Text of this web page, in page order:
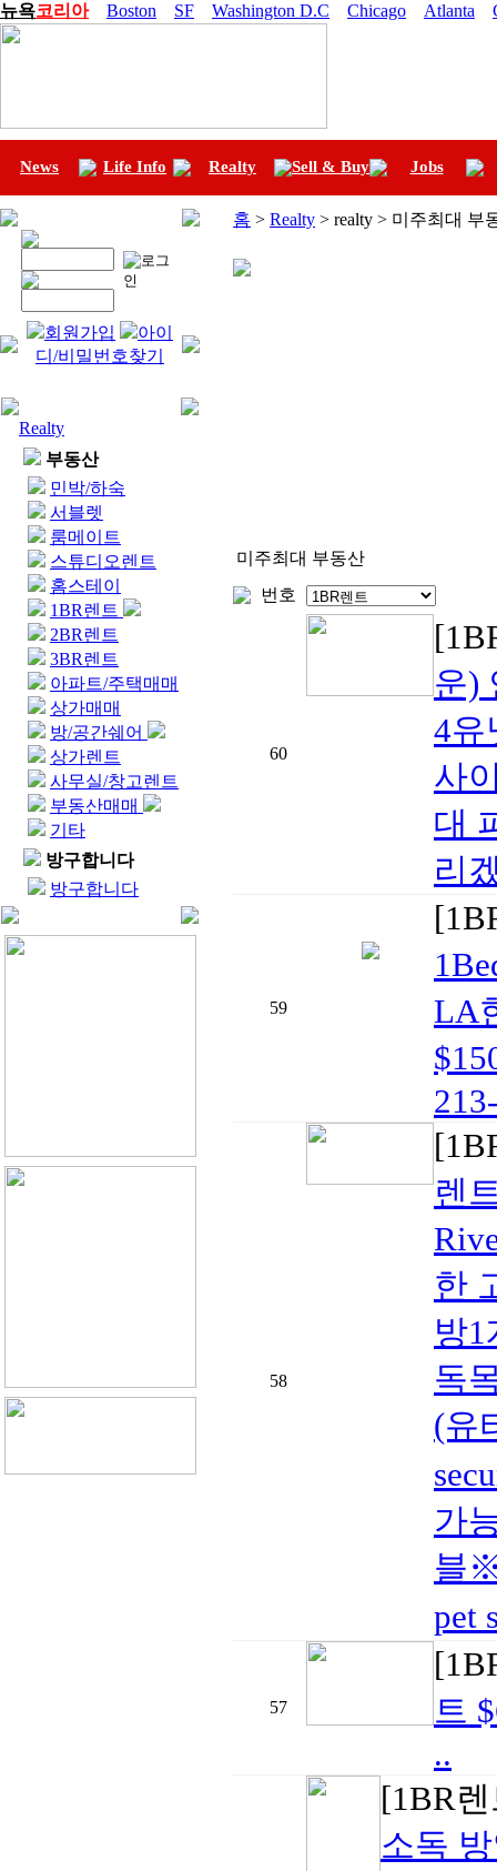
뉴욕코리아 Boston SF Washington D.C Chicago Atlanta
News Life Info Realty Sell & Buy Jobs
회원가입
아이
디/비밀번호찾기
Realty
부동산
민박/하숙
서블렛
룸메이트
스튜디오렌트
홈스테이
1BR렌트
2BR렌트
3BR렌트
아파트/주택매매
상가매매
방/공간쉐어
상가렌트
사무실/창고렌트
부동산매매
기타
방구합니다
방구합니다
홈 > Realty > realty > 미주최대 부
미주최대 부동산
번호
60
운)
4유
사
대
리
59
LA
58
렌
한
방
독
(유
가
블
pet
57
트
..
[1BR
소독